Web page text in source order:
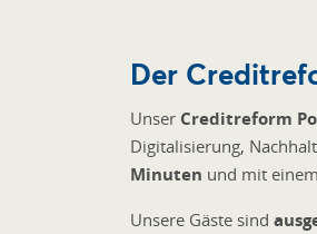
Der
Unser Creditreform
Digitalisierung,
Minuten und mit
Unsere Gäste sind